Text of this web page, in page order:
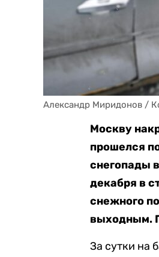
Александр Миридонов /
Москву
прошелся
снегопады
декабря в
снежного
выходным.
За сутки на